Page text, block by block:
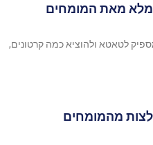
מלא מאת המומחים
לטאטא ולהוציא כמה קרטונים,
מהמומחים